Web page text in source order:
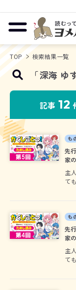
メニューを開閉
読むっ
ヨメ
TOP 検索結果一覧
「深海 ゆ
記事 12
も
先
家
主
て
ち
色
る
く
も
先
家
主
て